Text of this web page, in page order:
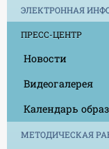
ЭЛЕКТРОННАЯ
ПРЕСС-ЦЕНТР
Новости
Видеогалерея
Календарь
МЕТОДИЧЕСКАЯ